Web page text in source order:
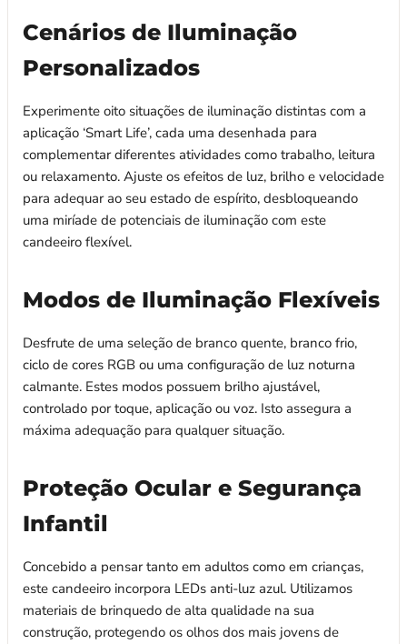
Cenários de Iluminação
Personalizados
Experimente oito situações de iluminação distintas com a
aplicação ‘Smart Life’, cada uma desenhada para
complementar diferentes atividades como trabalho, leitura
ou relaxamento. Ajuste os efeitos de luz, brilho e velocidade
para adequar ao seu estado de espírito, desbloqueando
uma miríade de potenciais de iluminação com este
candeeiro flexível.
Modos de Iluminação Flexíveis
Desfrute de uma seleção de branco quente, branco frio,
ciclo de cores RGB ou uma configuração de luz noturna
calmante. Estes modos possuem brilho ajustável,
controlado por toque, aplicação ou voz. Isto assegura a
máxima adequação para qualquer situação.
Proteção Ocular e Segurança
Infantil
Concebido a pensar tanto em adultos como em crianças,
este candeeiro incorpora LEDs anti-luz azul. Utilizamos
materiais de brinquedo de alta qualidade na sua
construção, protegendo os olhos dos mais jovens de